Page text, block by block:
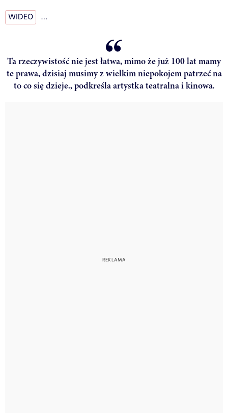
WIDEO …
Ta rzeczywistość nie jest łatwa, mimo że już 100 lat mamy
te prawa, dzisiaj musimy z wielkim niepokojem patrzeć na
to co się dzieje., podkreśla artystka teatralna i kinowa.